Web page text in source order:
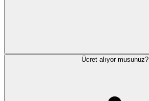
Ücret alıyor musunuz?